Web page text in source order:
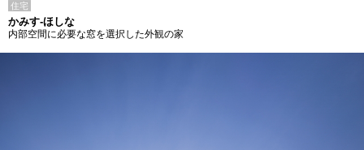
住宅
かみす-ほしな
内部空間に必要な窓を選択した外観の家